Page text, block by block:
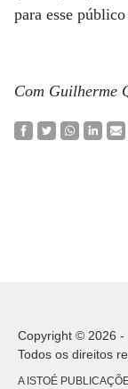
para esse
Com Guilherme
Copyright © 2026 -
Todos os direitos
A ISTOÉ